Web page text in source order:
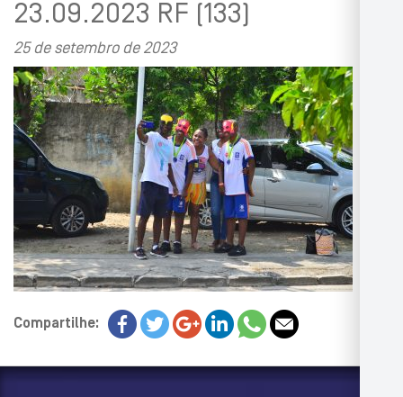
23.09.2023 RF (133)
25 de setembro de 2023
Compartilhe: